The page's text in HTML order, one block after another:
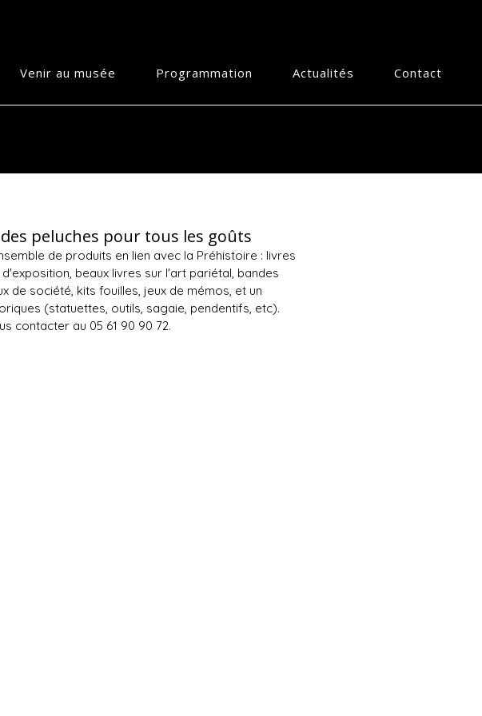
Venir au musée Programmation Actualités Contact
peluches pour tous les goûts
de produits en lien avec la Préhistoire : livres
beaux livres sur l'art pariétal, bandes
de société, kits fouilles, jeux de mémos, et un
(statuettes, outils, sagaie, pendentifs, etc).
contacter au 05 61 90 90 72.